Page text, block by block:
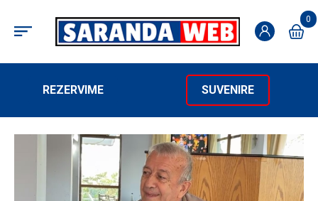
0
REZERVIME SUVENIRE